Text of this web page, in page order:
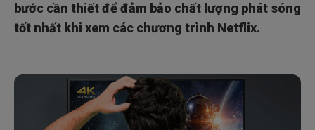
bước cần thiết để đảm bảo chất lượng phát sóng
tốt nhất khi xem các chương trình Netflix.